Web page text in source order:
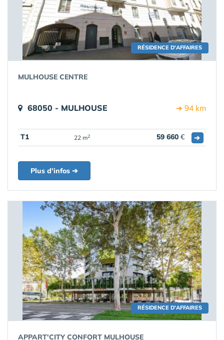
RÉSIDENCE D'AFFAIRES
MULHOUSE CENTRE
68050 - MULHOUSE ➔ 94 km
T1 22 m2 59 660 € ➔
Plus d'infos ➔
RÉSIDENCE D'AFFAIRES
APPART'CITY CONFORT MULHOUSE